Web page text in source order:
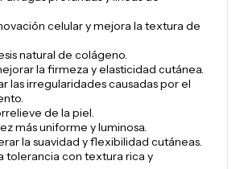
celular y mejora la textura de
natural de colágeno.
la firmeza y elasticidad cutánea.
las irregularidades causadas por el
de la piel.
más uniforme y luminosa.
la suavidad y flexibilidad cutáneas.
tolerancia con textura rica y